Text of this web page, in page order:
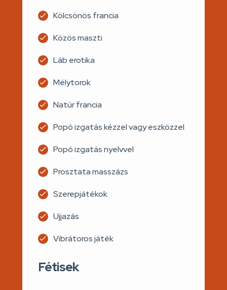
Kölcsönös francia
Közös maszti
Láb erotika
Mélytorok
Natúr francia
Popó izgatás kézzel vagy eszközzel
Popó izgatás nyelvvel
Prosztata masszázs
Szerepjátékok
Ujjazás
Vibrátoros játék
Fétisek